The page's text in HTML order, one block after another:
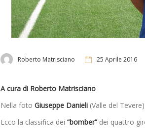
Roberto Matrisciano 25 Aprile 2016
A cura di Roberto Matrisciano
Nella foto Giuseppe Danieli (Valle del Tevere)
Ecco la classifica dei “bomber” dei quattro